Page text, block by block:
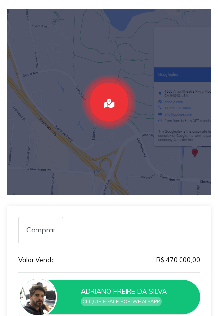
Comprar
Valor Venda R$ 470.000,00
ADRIANO FREIRE DA SILVA
CLIQUE E FALE POR WHATSAPP